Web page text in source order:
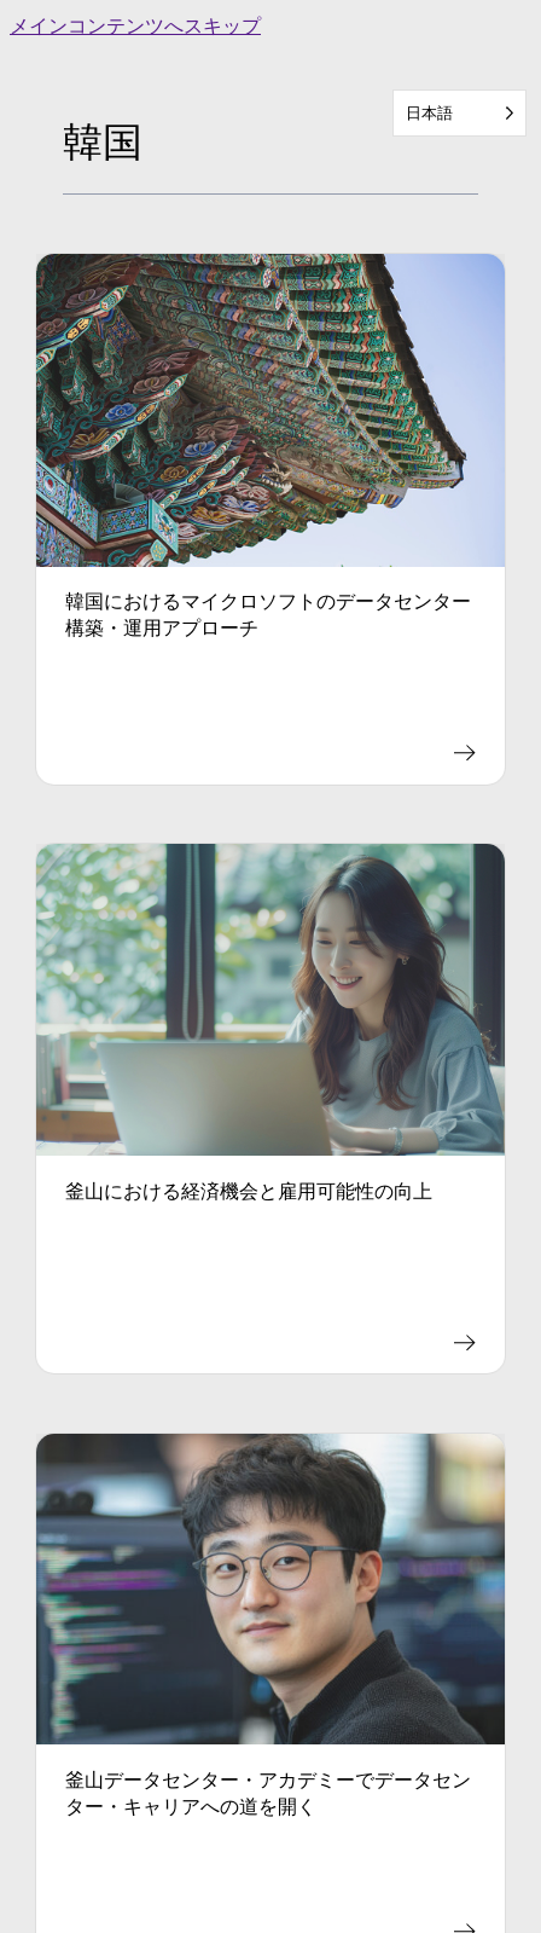
Skip
メインコンテンツへスキップ
日本語
韓国
韓国におけるマイクロソフトのデータセンター
構築・運用アプローチ
釜山における経済機会と雇用可能性の向上
釜山データセンター・アカデミーでデータセン
ター・キャリアへの道を開く